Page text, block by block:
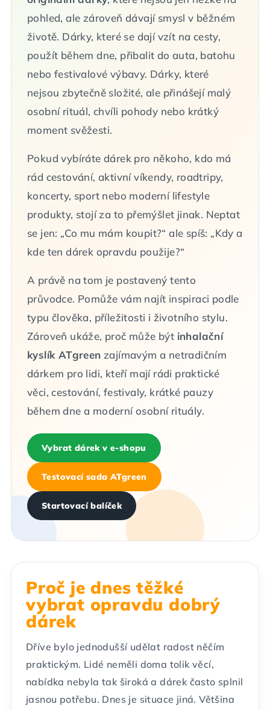
pohled, ale zároveň dávají smysl v běžném
životě. Dárky, které se dají vzít na cesty,
použít během dne, přibalit do auta, batohu
nebo festivalové výbavy. Dárky, které
nejsou zbytečně složité, ale přinášejí malý
osobní rituál, chvíli pohody nebo krátký
moment svěžesti.
Pokud vybíráte dárek pro někoho, kdo má
rád cestování, aktivní víkendy, roadtripy,
koncerty, sport nebo moderní lifestyle
produkty, stojí za to přemýšlet jinak. Neptat
se jen: „Co mu mám koupit?“ ale spíš: „Kdy a
kde ten dárek opravdu použije?“
A právě na tom je postavený tento
průvodce. Pomůže vám najít inspiraci podle
typu člověka, příležitosti i životního stylu.
Zároveň ukáže, proč může být inhalační
kyslík ATgreen zajímavým a netradičním
dárkem pro lidi, kteří mají rádi praktické
věci, cestování, festivaly, krátké pauzy
během dne a moderní osobní rituály.
Vybrat dárek v e-shopu
Testovací sada ATgreen
Startovací balíček
Proč je dnes těžké
vybrat opravdu dobrý
dárek
Dříve bylo jednodušší udělat radost něčím
praktickým. Lidé neměli doma tolik věcí,
nabídka nebyla tak široká a dárek často splnil
jasnou potřebu. Dnes je situace jiná. Většina